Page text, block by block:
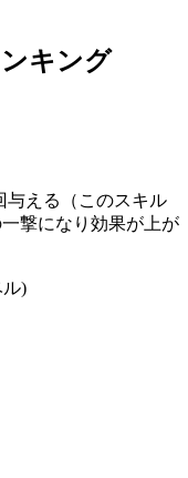
キング
与える（このスキル
撃になり効果が上が
)